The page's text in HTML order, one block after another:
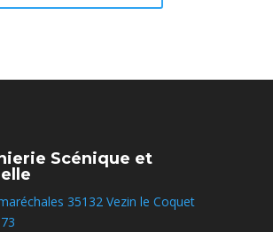
Scénique et
35132 Vezin le Coquet